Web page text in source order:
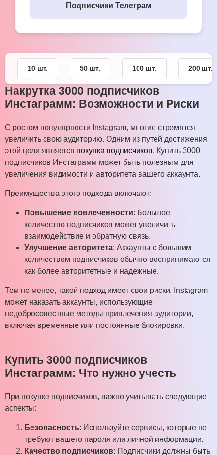
Подписчики Телеграм
10 шт. 50 шт. 100 шт. 200 шт.
Накрутка 3000 подписчиков
Инстаграмм: Возможности и Риски
С ростом популярности Instagram, многие стремятся
увеличить свою аудиторию. Одним из путей достижения
этой цели является покупка подписчиков. Купить 3000
подписчиков Инстаграмм может быть полезным для
увеличения видимости и авторитета вашего аккаунта.
Преимущества этого подхода включают:
Повышение вовлеченности: Большое
количество подписчиков может увеличить
взаимодействие и обратную связь.
Улучшение авторитета: Аккаунты с большим
количеством подписчиков обычно воспринимаются
как более авторитетные и надежные.
Тем не менее, такой подход имеет свои риски. Instagram
может наказать аккаунты, использующие
недобросовестные методы привлечения аудитории,
включая временные или постоянные блокировки.
Купить 3000 подписчиков
Инстаграмм: Что нужно учесть
При покупке подписчиков, важно учитывать следующие
аспекты:
Безопасность: Используйте сервисы, которые не
требуют вашего пароля или личной информации.
Качество подписчиков: Подписчики должны быть